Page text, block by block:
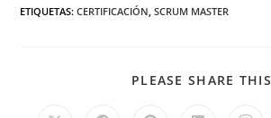
ETIQUETAS:CERTIFICACIÓN SCRUM MASTER
PLEASE SHARE THIS